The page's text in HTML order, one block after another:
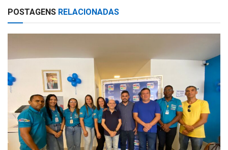
s
A
p
e
POSTAGENS RELACIONADAS